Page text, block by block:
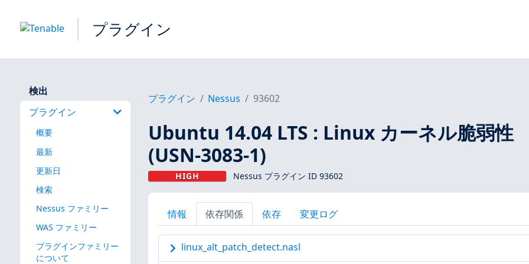
プラグイン
検出
プラグイン
概要
最新
更新日
検索
Nessus ファミリー
WAS ファミリー
プラグインファミリー
について
プラグイン Nessus 93602
Ubuntu 14.04 LTS : Linux カーネル脆弱性
(USN-3083-1)
HIGH Nessus プラグイン ID 93602
情報 依存関係 依存 変更ログ
linux_alt_patch_detect.nasl